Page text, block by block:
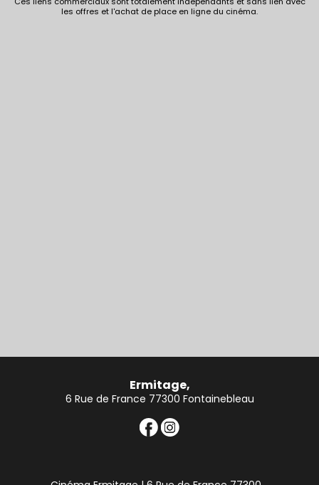
les offres et l'achat de place en ligne du cinéma.
Ermitage,
6 Rue de France 77300 Fontainebleau